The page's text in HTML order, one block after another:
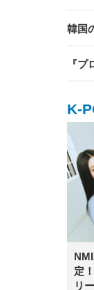
韓国
『
K-
定
リ